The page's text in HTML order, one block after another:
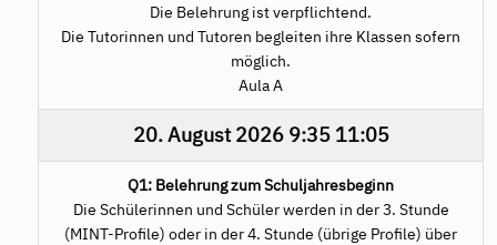
Die Belehrung ist verpflichtend.
Die Tutorinnen und Tutoren begleiten ihre Klassen sofern
möglich.
Aula A
20. August 20269:35 11:05
Q1: Belehrung zum Schuljahresbeginn
Die Schülerinnen und Schüler werden in der 3. Stunde
(MINT-Profile) oder in der 4. Stunde (übrige Profile) über